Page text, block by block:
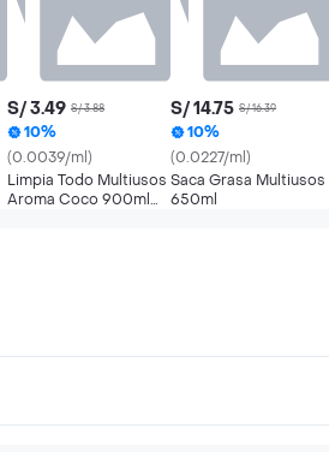
S/ 3.49 S/ 3.88
10%
(0.0039/ml)
Limpia Todo Multiusos
Aroma Coco 900ml
S/ 14.75 S/ 16.39
10%
(0.0227/ml)
Saca Grasa Multiusos
650ml